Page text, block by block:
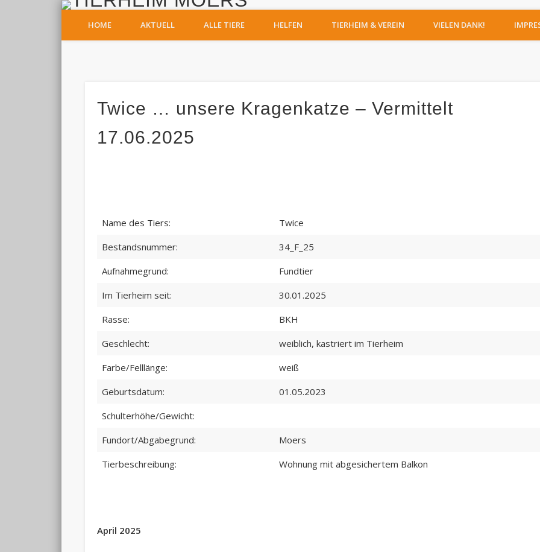
HOME AKTUELL ALLE TIERE HELFEN TIERHEIM & VEREIN VIELEN DANK!
Twice … unsere Kragenkatze – Vermittelt
17.06.2025
Name des Tiers:
Twice
Bestandsnummer:
34_F_25
Aufnahmegrund:
Fundtier
Im Tierheim seit:
30.01.2025
Rasse:
BKH
Geschlecht:
weiblich, kastriert im Tierheim
Farbe/Felllänge:
weiß
Geburtsdatum:
01.05.2023
Schulterhöhe/Gewicht:
Fundort/Abgabegrund:
Moers
Tierbeschreibung:
Wohnung mit abgesichertem Balkon
April 2025